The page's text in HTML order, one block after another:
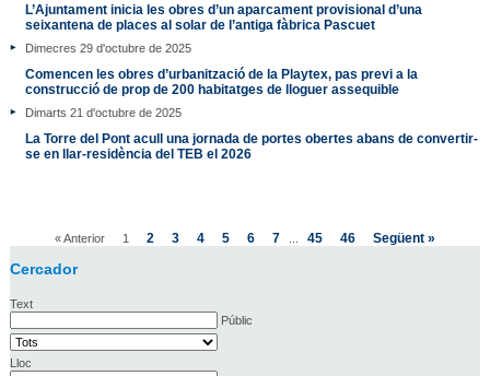
L’Ajuntament inicia les obres d’un aparcament provisional d’una
seixantena de places al solar de l’antiga fàbrica Pascuet
Dimecres 29 d'octubre de 2025
Comencen les obres d’urbanització de la Playtex, pas previ a la
construcció de prop de 200 habitatges de lloguer assequible
Dimarts 21 d'octubre de 2025
La Torre del Pont acull una jornada de portes obertes abans de convertir-
se en llar-residència del TEB el 2026
« Anterior 1 2 3 4 5 6 7 45 46 Següent »
Cercador
Text
Públic
Lloc